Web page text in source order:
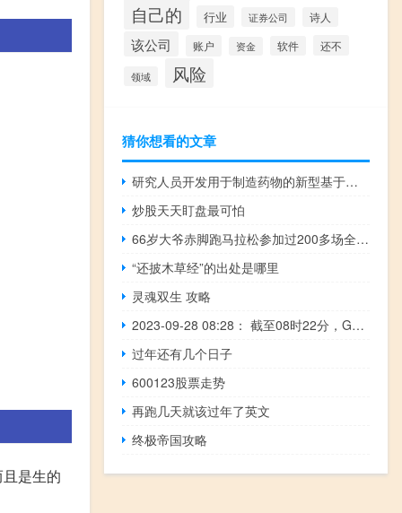
是生的
自己的 行业 证券公司 诗人
该公司 账户 资金 软件 还不
领域 风险
猜你想看的文章
研究人员开发用于制造药物的新型基于人工智能的估算器
炒股天天盯盘最可怕
66岁大爷赤脚跑马拉松参加过200多场全程马拉松 到底什么情况呢
“还披木草经”的出处是哪里
灵魂双生 攻略
2023-09-28 08:28： 截至08时22分，G35济广高速鹰瑞南段K1426+069公里处（瑞金北收费站出口匝道、往广州方向）货车侧翻事故点匝道单向封闭正在进行吊车作业， 请过往车辆提前选择好绕行路线。​​​
过年还有几个日子
600123股票走势
再跑几天就该过年了英文
终极帝国攻略